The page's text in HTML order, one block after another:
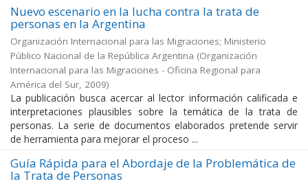
Nuevo escenario en la lucha contra la trata de
personas en la Argentina
Organización Internacional para las Migraciones; Ministerio
Público Nacional de la República Argentina (Organización
Internacional para las Migraciones - Oficina Regional para
América del Sur, 2009)
La publicación busca acercar al lector información calificada e
interpretaciones plausibles sobre la temática de la trata de
personas. La serie de documentos elaborados pretende servir
de herramienta para mejorar el proceso ...
Guía Rápida para el Abordaje de la Problemática de
la Trata de Personas